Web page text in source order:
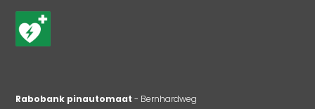
Rabobank pinautomaat - Bernhardweg